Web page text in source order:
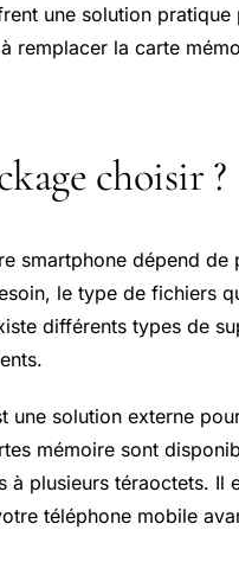
une solution pratique
remplacer la carte
choisir ?
smartphone dépend de
le type de fichiers
différents types de
une solution externe
mémoire sont
plusieurs téraoctets. Il
téléphone mobile